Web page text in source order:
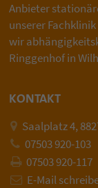
Anbieter
unserer
wir
Ringgenhof in
KONTAKT
Saalplatz 4,
07503 920-103
07503 920-117
E-Mail